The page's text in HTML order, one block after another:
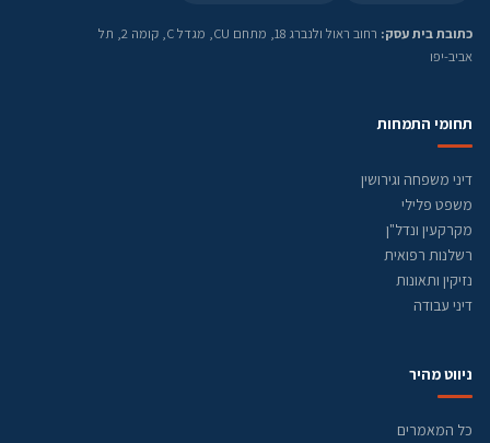
כתובת בית עסק:
רחוב ראול ולנברג 18, מתחם CU, מגדל C, קומה 2, תל
אביב-יפו
תחומי התמחות
דיני משפחה וגירושין
משפט פלילי
מקרקעין ונדל"ן
רשלנות רפואית
נזיקין ותאונות
דיני עבודה
ניווט מהיר
כל המאמרים